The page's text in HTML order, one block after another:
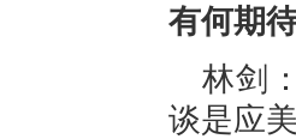
有何期
林剑
谈是应